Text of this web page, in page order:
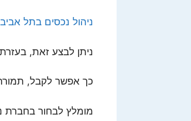
ניהול נכסים בתל
ניתן לבצע זאת,
כך אפשר לקבל,
מומלץ לבחור בחברת